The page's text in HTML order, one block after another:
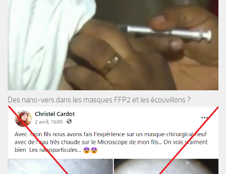
Des nano-vers dans les masques FFP2 et les écouvillons ?